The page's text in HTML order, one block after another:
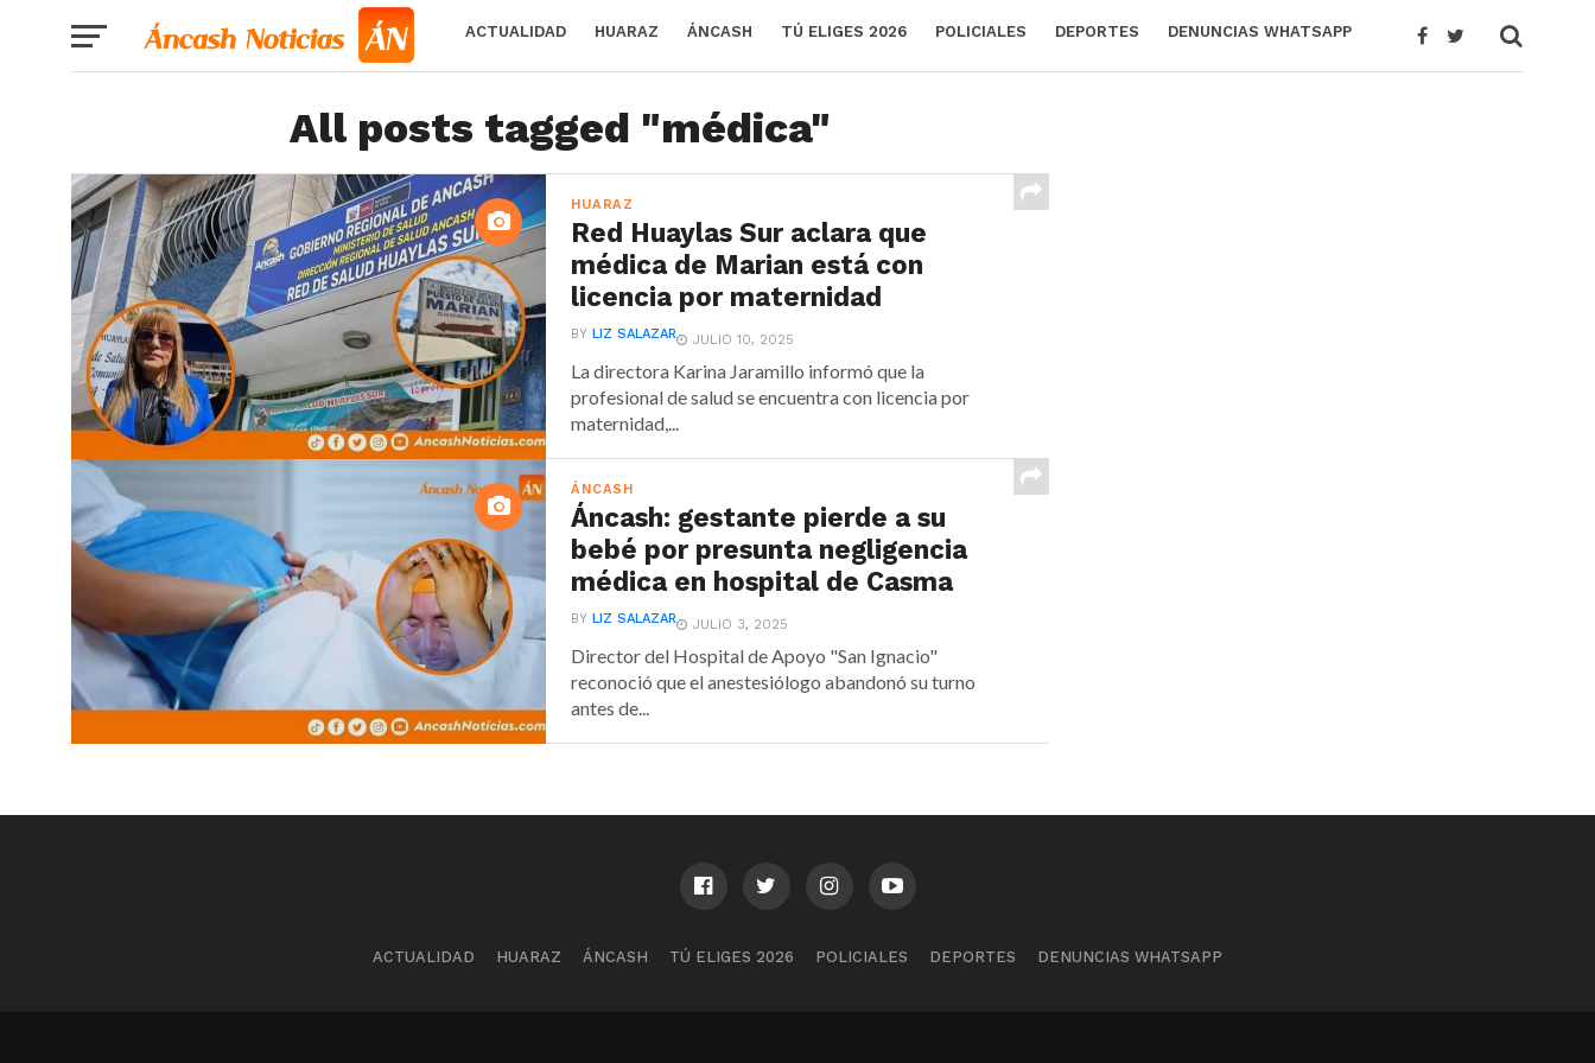
ACTUALIDAD HUARAZ ÁNCASH TÚ ELIGES 2026 POLICIALES DEPORTES DENUNCIAS WHATSAPP
All posts tagged "médica"
HUARAZ
Red Huaylas Sur aclara que
médica de Marian está con
licencia por maternidad
BYLIZ SALAZAR JULIO 10, 2025
La directora Karina Jaramillo informó que la
profesional de salud se encuentra con licencia por
maternidad,...
ÁNCASH
Áncash: gestante pierde a su
bebé por presunta negligencia
médica en hospital de Casma
BYLIZ SALAZAR JULIO 3, 2025
Director del Hospital de Apoyo "San Ignacio"
reconoció que el anestesiólogo abandonó su turno
antes de...
ACTUALIDAD HUARAZ ÁNCASH TÚ ELIGES 2026 POLICIALES DEPORTES DENUNCIAS WHATSAPP